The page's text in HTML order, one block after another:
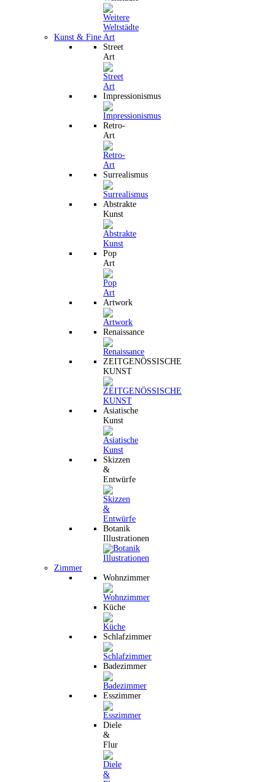
Kunst & Fine Art
Street
Art
Impressionismus
Retro-
Art
Surrealismus
Abstrakte
Kunst
Pop
Art
Artwork
Renaissance
ZEITGENÖSSISCHE
KUNST
Asiatische
Kunst
Skizzen
&
Entwürfe
Botanik
Illustrationen
Zimmer
Wohnzimmer
Küche
Schlafzimmer
Badezimmer
Esszimmer
Diele
&
Flur